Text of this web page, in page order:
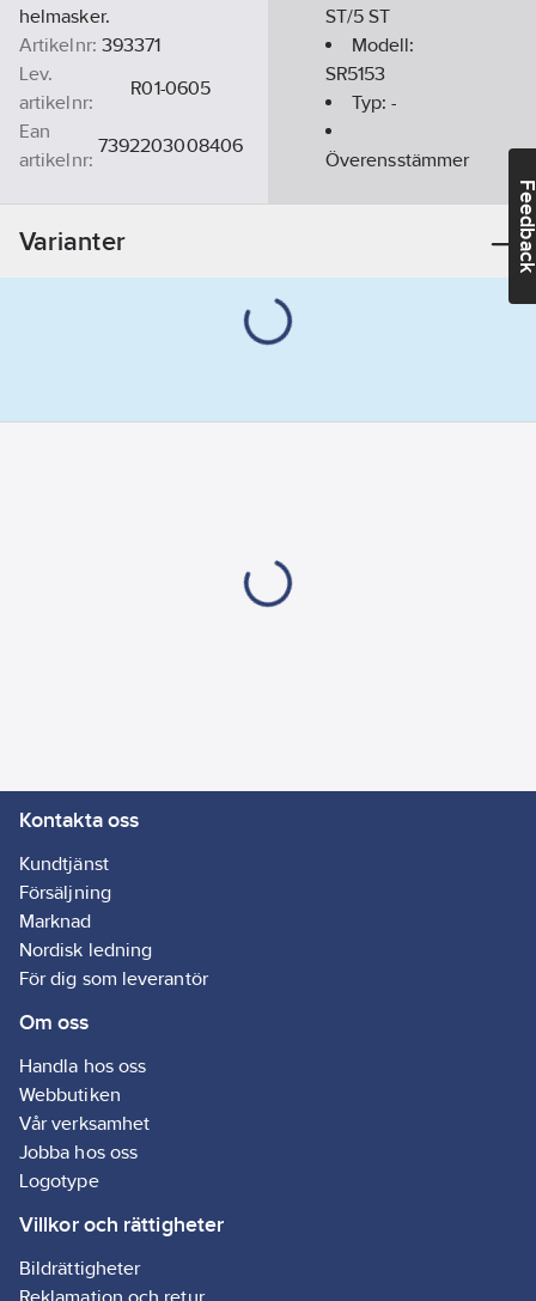
helmasker.
Artikelnr: 393371
Lev.
artikelnr:
R01-0605
Ean
artikelnr:
7392203008406
ST/5 ST
Modell:
SR5153
Typ:-
Överensstämmer
Säkerhet:
Varianter
Kontakta oss
Kundtjänst
Försäljning
Marknad
Nordisk ledning
För dig som leverantör
Om oss
Handla hos oss
Webbutiken
Vår verksamhet
Jobba hos oss
Logotype
Villkor och rättigheter
Bildrättigheter